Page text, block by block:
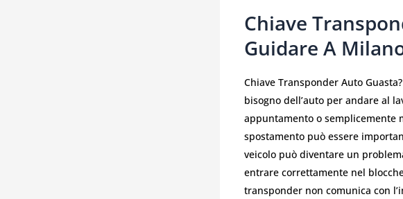
Chiave
Guidare A
Chiave Transponder Auto
bisogno dell’auto per andare al
appuntamento o semplicemente
spostamento può essere
veicolo può diventare un
entrare correttamente nel
transponder non comunica con